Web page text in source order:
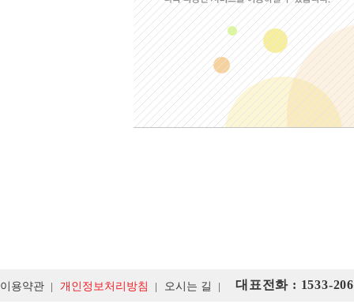
이용약관 개인정보처리방침 오시는 길 대표전화 : 1533-